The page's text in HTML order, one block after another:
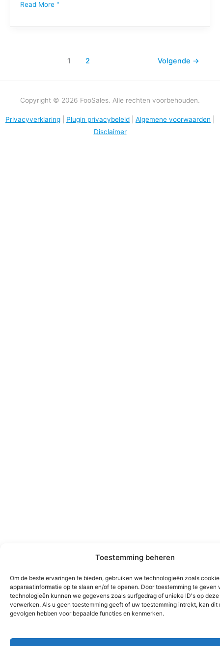
Toestemming beheren
Om de beste ervaringen te bieden, gebruiken we technologieën zoals
apparaatinformatie op te slaan en/of te openen. Door toestemming te geven
technologieën kunnen we gegevens zoals surfgedrag of unieke ID's op
verwerken. Als u geen toestemming geeft of uw toestemming intrekt, kan dit
gevolgen hebben voor bepaalde functies en kenmerken.
Read More "
1 2 Volgende →
Copyright © 2026 FooSales. Alle rechten voorbehouden.
Privacyverklaring Plugin privacybeleid Algemene voorwaarden
Disclaimer